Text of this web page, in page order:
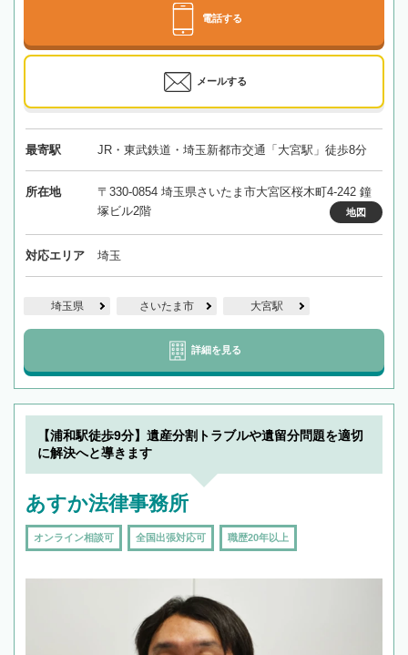
電話する
メールする
最寄駅 JR・東武鉄道・埼玉新都市交通「大宮駅」徒歩8分
所在地
〒330-0854 埼玉県さいたま市大宮区桜木町4-242 鐘
塚ビル2階
地図
対応エリア 埼玉
埼玉県 さいたま市 大宮駅
詳細を見る
【浦和駅徒歩9分】遺産分割トラブルや遺留分問題を適切
に解決へと導きます
あすか法律事務所
オンライン相談可 全国出張対応可 職歴20年以上